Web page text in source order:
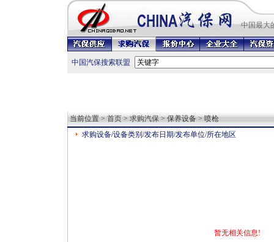
中国最大
中国汽保搜索联盟
当前位置 > 首页 > 求购汽保 > 保养设备 > 喷枪
求购设备/设备类别/发布日期/发布单位/所在地区
暂无相关信息!